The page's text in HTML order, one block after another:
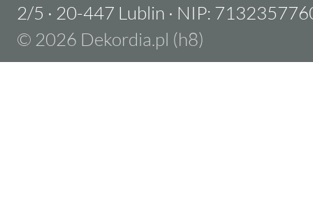
2/5 · 20-447 Lublin · NIP:
© 2026 Dekordia.pl (h8)